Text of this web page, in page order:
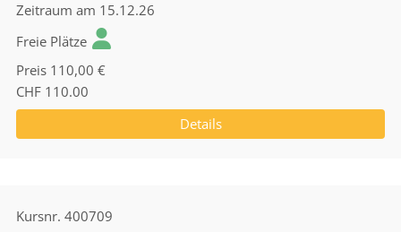
Zeitraum am 15.12.26
Freie Plätze
Preis 110,00 €
CHF 110.00
Details
Kursnr. 400709